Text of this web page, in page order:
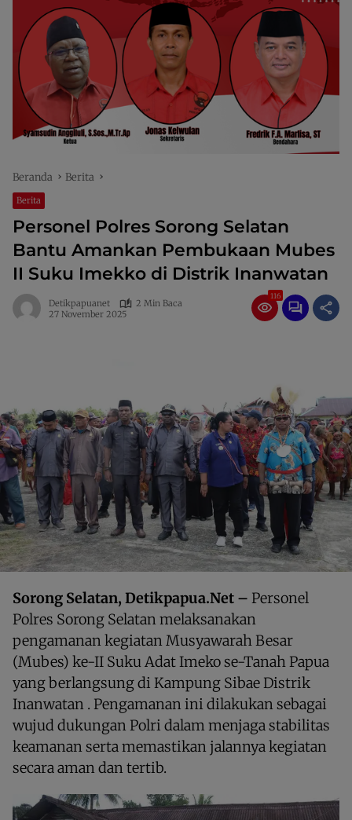
Beranda Berita
Berita
Personel Polres Sorong Selatan
Bantu Amankan Pembukaan Mubes
II Suku Imekko di Distrik Inanwatan
Detikpapuanet
2 Min Baca
27 November 2025
116
Sorong Selatan, Detikpapua.Net – Personel
Polres Sorong Selatan melaksanakan
pengamanan kegiatan Musyawarah Besar
(Mubes) ke-II Suku Adat Imeko se-Tanah Papua
yang berlangsung di Kampung Sibae Distrik
Inanwatan . Pengamanan ini dilakukan sebagai
wujud dukungan Polri dalam menjaga stabilitas
keamanan serta memastikan jalannya kegiatan
secara aman dan tertib.